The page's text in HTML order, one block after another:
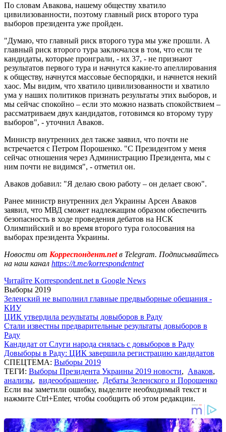
По словам Авакова, нашему обществу хватило
цивилизованности, поэтому главный риск второго тура
выборов президента уже пройден.
"Думаю, что главный риск второго тура мы уже прошли. А
главный риск второго тура заключался в том, что если те
кандидаты, которые проиграли, - их 37, - не признают
результатов первого тура и начнутся какие-то апеллирования
к обществу, начнутся массовые беспорядки, и начнется некий
хаос. Мы видим, что хватило цивилизованности и хватило
ума у наших политиков признать результаты этих выборов, и
мы сейчас спокойно – если это можно назвать спокойствием –
рассматриваем двух кандидатов, готовимся ко второму туру
выборов", - уточнил Аваков.
Министр внутренних дел также заявил, что почти не
встречается с Петром Порошенко. "С Президентом у меня
сейчас отношения через Администрацию Президента, мы с
ним почти не видимся", - отметил он.
Аваков добавил: "Я делаю свою работу – он делает свою".
Ранее министр внутренних дел Украины Арсен Аваков
заявил, что МВД сможет надлежащим образом обеспечить
безопасность в ходе проведения дебатов на НСК
Олимпийский и во время второго тура голосования на
выборах президента Украины.
Новости от Корреспондент.netв Telegram. Подписывайтесь
на наш канал https://t.me/korrespondentnet
Читайте Korrespondent.net в Google News
Выборы 2019
Зеленский не выполнил главные предвыборные обещания -
КИУ
ЦИК утвердила результаты довыборов в Раду
Стали известны предварительные результаты довыборов в
Раду
Кандидат от Слуги народа снялась с довыборов в Раду
Довыборы в Раду: ЦИК завершила регистрацию кандидатов
СПЕЦТЕМА: Выборы 2019
ТЕГИ: Выборы Президента Украины 2019 новости, Аваков,
анализы, видеообращение, Дебаты Зеленского и Порошенко
Если вы заметили ошибку, выделите необходимый текст и
нажмите Ctrl+Enter, чтобы сообщить об этом редакции.